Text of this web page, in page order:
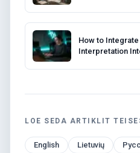
How to
Interpretation
LOE SEDA ARTIKLIT
English Lietuvių